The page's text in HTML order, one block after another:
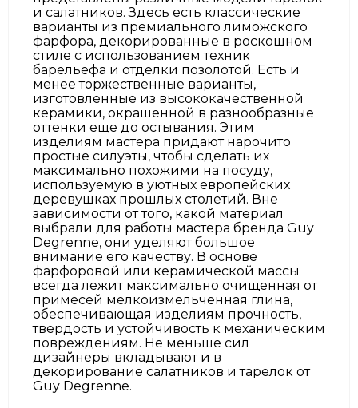
и салатников. Здесь есть классические
варианты из премиального лиможского
фарфора, декорированные в роскошном
стиле с использованием техник
барельефа и отделки позолотой. Есть и
менее торжественные варианты,
изготовленные из высококачественной
керамики, окрашенной в разнообразные
оттенки еще до остывания. Этим
изделиям мастера придают нарочито
простые силуэты, чтобы сделать их
максимально похожими на посуду,
используемую в уютных европейских
деревушках прошлых столетий. Вне
зависимости от того, какой материал
выбрали для работы мастера бренда Guy
Degrenne, они уделяют большое
внимание его качеству. В основе
фарфоровой или керамической массы
всегда лежит максимально очищенная от
примесей мелкоизмельченная глина,
обеспечивающая изделиям прочность,
твердость и устойчивость к механическим
повреждениям. Не меньше сил
дизайнеры вкладывают и в
декорирование салатников и тарелок от
Guy Degrenne.